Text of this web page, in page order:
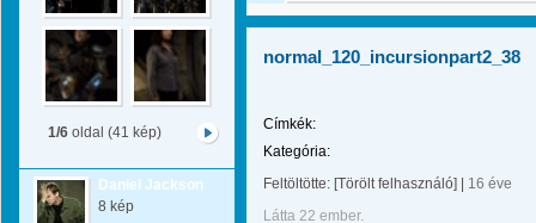
1/6oldal (41 kép)
Daniel Jackson
8 kép
normal_120_incursionpart2_38
Címkék:
Kategória:
Feltöltötte: [Törölt felhasználó]
16 éve
Látta 22 ember.